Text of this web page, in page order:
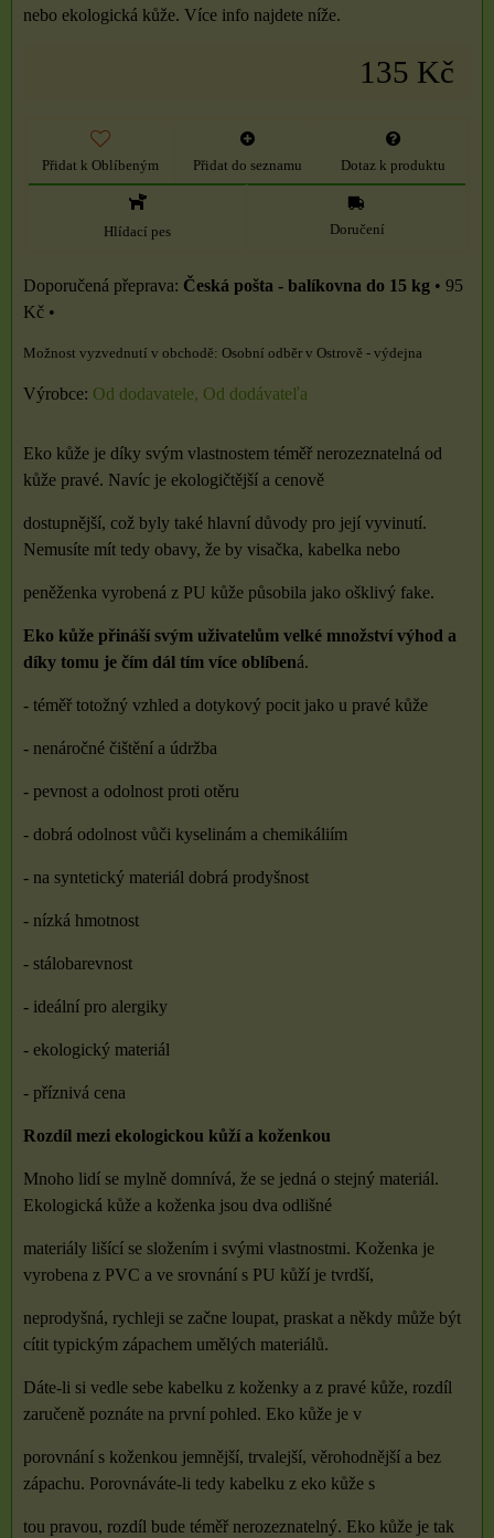
nebo ekologická kůže. Více info najdete níže.
135 Kč
Přidat k Oblíbeným Přidat do seznamu Dotaz k produktu
Hlídací pes Doručení
Česká pošta - balíkovna do 15 kg • 95
Kč •
Osobní odběr v Ostrově - výdejna
Výrobce: Od dodavatele, Od dodávateľa
Eko kůže je díky svým vlastnostem téměř nerozeznatelná od
kůže pravé. Navíc je ekologičtější a cenově
dostupnější, což byly také hlavní důvody pro její vyvinutí.
Nemusíte mít tedy obavy, že by visačka, kabelka nebo
peněženka vyrobená z PU kůže působila jako ošklivý fake.
Eko kůže přináší svým uživatelům velké množství výhod a
díky tomu je čím dál tím více oblíbená.
- téměř totožný vzhled a dotykový pocit jako u pravé kůže
- nenáročné čištění a údržba
- pevnost a odolnost proti otěru
- dobrá odolnost vůči kyselinám a chemikáliím
- na syntetický materiál dobrá prodyšnost
- nízká hmotnost
- stálobarevnost
- ideální pro alergiky
- ekologický materiál
- příznivá cena
Rozdíl mezi ekologickou kůží a koženkou
Mnoho lidí se mylně domnívá, že se jedná o stejný materiál.
Ekologická kůže a koženka jsou dva odlišné
materiály lišící se složením i svými vlastnostmi. Koženka je
vyrobena z PVC a ve srovnání s PU kůží je tvrdší,
neprodyšná, rychleji se začne loupat, praskat a někdy může být
cítit typickým zápachem umělých materiálů.
Dáte-li si vedle sebe kabelku z koženky a z pravé kůže, rozdíl
zaručeně poznáte na první pohled. Eko kůže je v
porovnání s koženkou jemnější, trvalejší, věrohodnější a bez
zápachu. Porovnáváte-li tedy kabelku z eko kůže s
tou pravou, rozdíl bude téměř nerozeznatelný. Eko kůže je tak